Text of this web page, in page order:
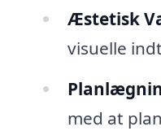
Æstetisk
visuelle
med at